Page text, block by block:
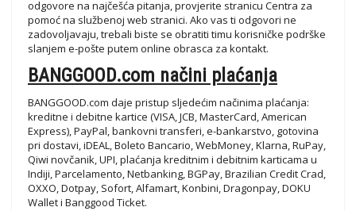
odgovore na najčešća pitanja, provjerite stranicu Centra za
pomoć na službenoj web stranici. Ako vas ti odgovori ne
zadovoljavaju, trebali biste se obratiti timu korisničke podrške
slanjem e-pošte putem online obrasca za kontakt.
BANGGOOD.com načini plaćanja
BANGGOOD.com daje pristup sljedećim načinima plaćanja:
kreditne i debitne kartice (VISA, JCB, MasterCard, American
Express), PayPal, bankovni transferi, e-bankarstvo, gotovina
pri dostavi, iDEAL, Boleto Bancario, WebMoney, Klarna, RuPay,
Qiwi novčanik, UPI, plaćanja kreditnim i debitnim karticama u
Indiji, Parcelamento, Netbanking, BGPay, Brazilian Credit Crad,
OXXO, Dotpay, Sofort, Alfamart, Konbini, Dragonpay, DOKU
Wallet i Banggood Ticket.